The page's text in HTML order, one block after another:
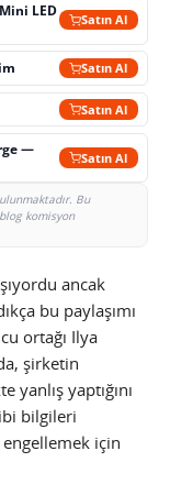
LED
Satın Al
Satın Al
Satın Al
—
Satın Al
Bu
komisyon
ancak
bu paylaşımı
ortağı Ilya
şirketin
yaptığını
bilgileri
engellemek için